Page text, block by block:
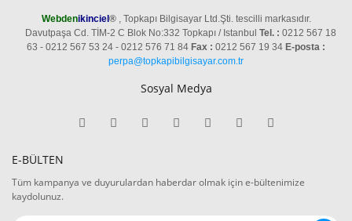
Webdenikinciel®, Topkapı Bilgisayar Ltd.Şti. tescilli markasıdır.
Davutpaşa Cd. TİM-2 C Blok No:332 Topkapı / Istanbul Tel. : 0212 567 18
63 - 0212 567 53 24 - 0212 576 71 84 Fax : 0212 567 19 34 E-posta :
perpa@topkapibilgisayar.com.tr
Sosyal Medya
E-BÜLTEN
Tüm kampanya ve duyurulardan haberdar olmak için e-bültenimize
kaydolunuz.